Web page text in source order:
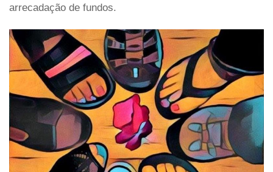
arrecadação de fundos.